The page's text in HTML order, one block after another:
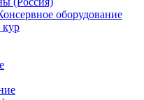
оборудование